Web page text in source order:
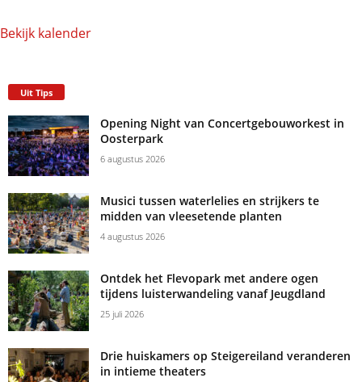
Bekijk kalender
Uit Tips
Opening Night van Concertgebouworkest in
Oosterpark
6 augustus 2026
Musici tussen waterlelies en strijkers te
midden van vleesetende planten
4 augustus 2026
Ontdek het Flevopark met andere ogen
tijdens luisterwandeling vanaf Jeugdland
25 juli 2026
Drie huiskamers op Steigereiland veranderen
in intieme theaters